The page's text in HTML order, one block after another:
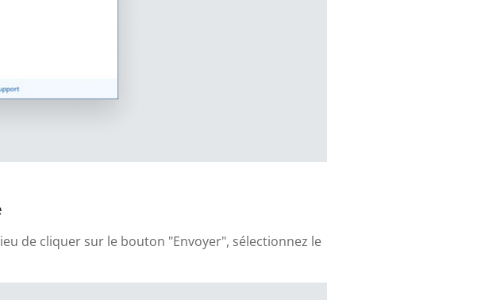
de cliquer sur le bouton "Envoyer", sélectionnez le